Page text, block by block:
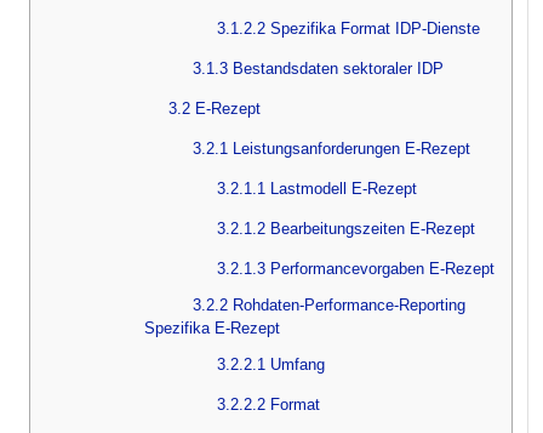
3.1.2.2 Spezifika Format IDP-Dienste
3.1.3 Bestandsdaten sektoraler IDP
3.2 E-Rezept
3.2.1 Leistungsanforderungen E-Rezept
3.2.1.1 Lastmodell E-Rezept
3.2.1.2 Bearbeitungszeiten E-Rezept
3.2.1.3 Performancevorgaben E-Rezept
3.2.2 Rohdaten-Performance-Reporting
Spezifika E-Rezept
3.2.2.1 Umfang
3.2.2.2 Format